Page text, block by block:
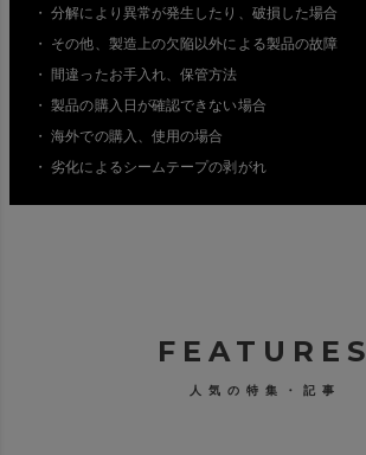
・ 分解により異常が発生したり、破損した場合
・ その他、製造上の欠陥以外による製品の故障
・ 間違ったお手入れ、保管方法
・ 製品の購入日が確認できない場合
・ 海外での購入、使用の場合
・ 劣化によるシームテープの剥がれ
FEATURES
人気の特集・記事